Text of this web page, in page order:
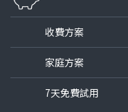
收費方案
家庭方案
7天免費試用